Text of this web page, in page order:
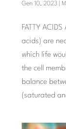
Gen 10, 2023|
FATTY
acids) are
which life
the cell
balance
(saturated